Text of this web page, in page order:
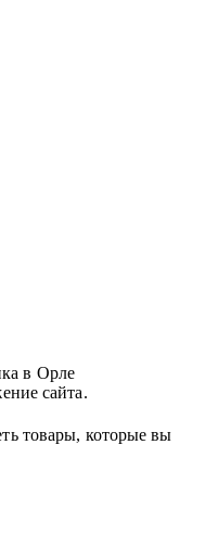
в Орле
сайта.
товары, которые вы